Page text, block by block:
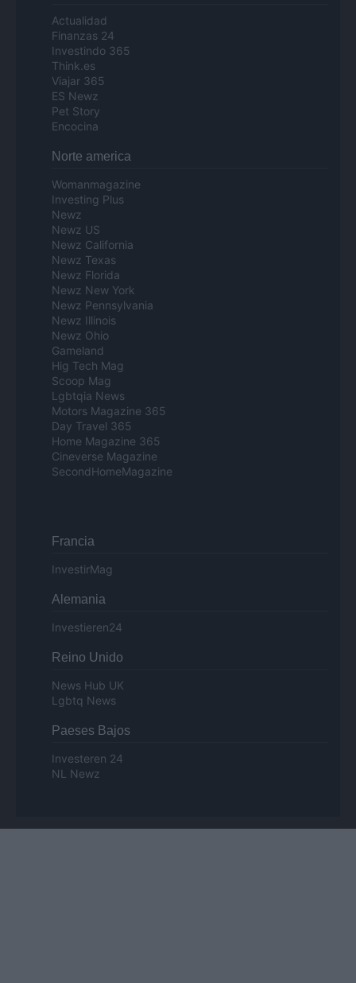
Actualidad
Finanzas 24
Investindo 365
Think.es
Viajar 365
ES Newz
Pet Story
Encocina
Norte america
Womanmagazine
Investing Plus
Newz
Newz US
Newz California
Newz Texas
Newz Florida
Newz New York
Newz Pennsylvania
Newz Illinois
Newz Ohio
Gameland
Hig Tech Mag
Scoop Mag
Lgbtqia News
Motors Magazine 365
Day Travel 365
Home Magazine 365
Cineverse Magazine
SecondHomeMagazine
Francia
InvestirMag
Alemania
Investieren24
Reino Unido
News Hub UK
Lgbtq News
Paeses Bajos
Investeren 24
NL Newz